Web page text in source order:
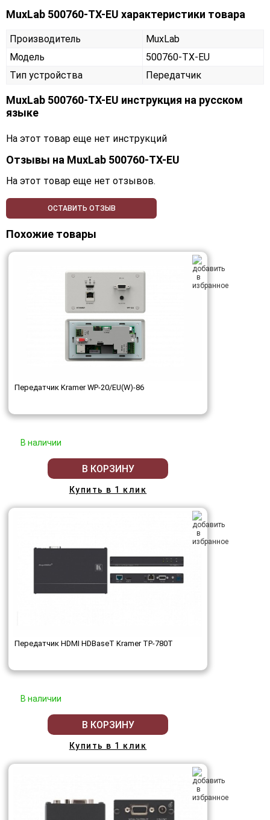
MuxLab 500760-TX-EU характеристики товара
Производитель
MuxLab
Модель
500760-TX-EU
Тип устройства
Передатчик
MuxLab 500760-TX-EU инструкция на русском
языке
На этот товар еще нет инструкций
Отзывы на MuxLab 500760-TX-EU
На этот товар еще нет отзывов.
ОСТАВИТЬ ОТЗЫВ
Похожие товары
Передатчик Kramer WP-20/EU(W)-86
В наличии
В КОРЗИНУ
Купить в 1 клик
Передатчик HDMI HDBaseT Kramer TP-780T
В наличии
В КОРЗИНУ
Купить в 1 клик